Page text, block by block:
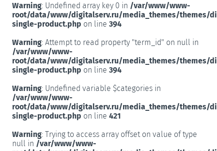
Warning: Undefined array key 0 in /var/www/www-
root/data/www/digitalserv.ru/media_themes/themes/
single-product.php on line 394
Warning: Attempt to read property "term_id" on null in
/var/www/www-
root/data/www/digitalserv.ru/media_themes/themes/
single-product.php on line 394
Warning: Undefined variable $categories in
/var/www/www-
root/data/www/digitalserv.ru/media_themes/themes/
single-product.php on line 421
Warning: Trying to access array offset on value of type
null in /var/www/www-